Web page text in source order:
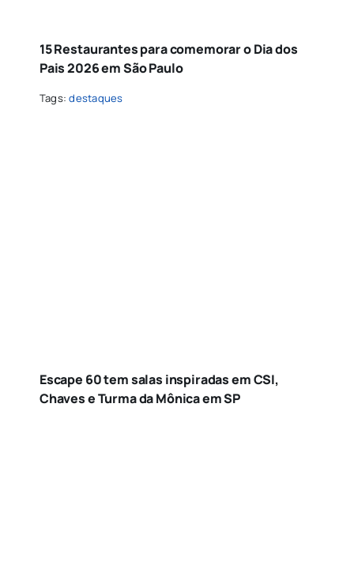
15 Restaurantes para comemorar o Dia dos
Pais 2026 em São Paulo
Tags:destaques
Escape 60 tem salas inspiradas em CSI,
Chaves e Turma da Mônica em SP